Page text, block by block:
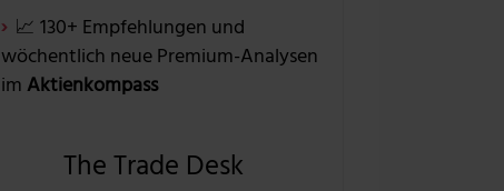
📈 130+ Empfehlungen und
wöchentlich neue Premium-Analysen
im Aktienkompass
The Trade Desk